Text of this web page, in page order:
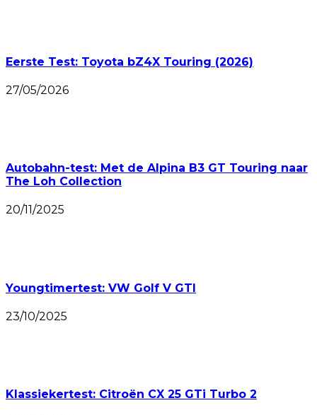
Eerste Test: Toyota bZ4X Touring (2026)
27/05/2026
Autobahn-test: Met de Alpina B3 GT Touring naar
The Loh Collection
20/11/2025
Youngtimertest: VW Golf V GTI
23/10/2025
Klassiekertest: Citroën CX 25 GTi Turbo 2